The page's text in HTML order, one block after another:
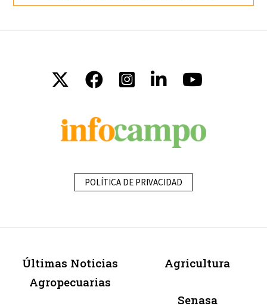
POLÍTICA DE PRIVACIDAD
Últimas Noticias
Agropecuarias
Agricultura
Senasa